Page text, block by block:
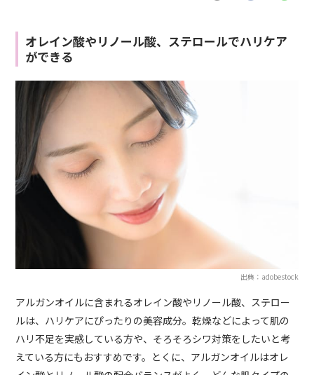
オレイン酸やリノール酸、ステロールでハリケア
ができる
出典：adobestock
アルガンオイルに含まれるオレイン酸やリノール酸、ステロー
ルは、ハリケアにぴったりの美容成分。乾燥などによって肌の
ハリ不足を実感している方や、そろそろシワ対策をしたいと考
えている方にもおすすめです。とくに、アルガンオイルはオレ